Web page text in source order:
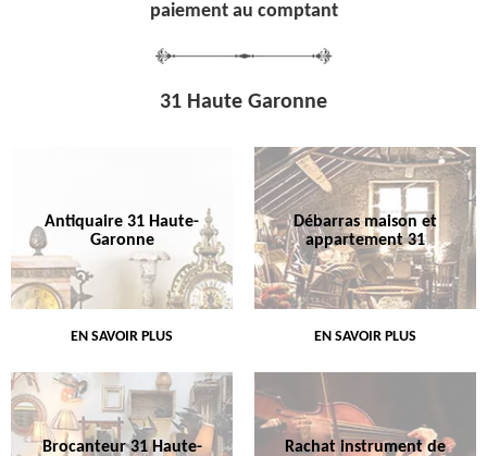
paiement au comptant
31 Haute Garonne
Antiquaire 31 Haute-
Garonne
EN SAVOIR PLUS
Débarras maison et
appartement 31
EN SAVOIR PLUS
Brocanteur 31 Haute-
Rachat instrument de